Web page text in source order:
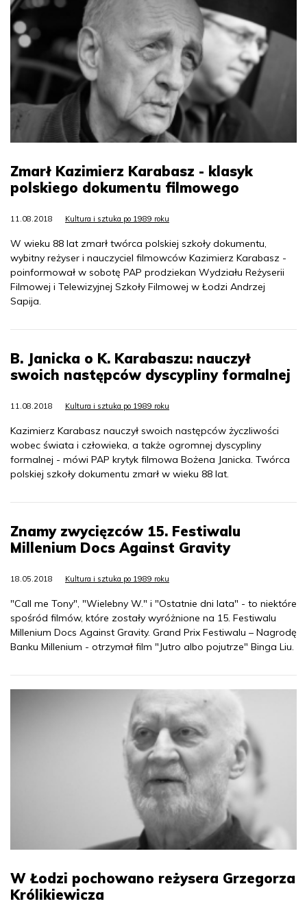
Zmarł Kazimierz Karabasz - klasyk
polskiego dokumentu filmowego
11.08.2018 Kultura i sztuka po 1989 roku
W wieku 88 lat zmarł twórca polskiej szkoły dokumentu,
wybitny reżyser i nauczyciel filmowców Kazimierz Karabasz -
poinformował w sobotę PAP prodziekan Wydziału Reżyserii
Filmowej i Telewizyjnej Szkoły Filmowej w Łodzi Andrzej
Sapija.
B. Janicka o K. Karabaszu: nauczył
swoich następców dyscypliny formalnej
11.08.2018 Kultura i sztuka po 1989 roku
Kazimierz Karabasz nauczył swoich następców życzliwości
wobec świata i człowieka, a także ogromnej dyscypliny
formalnej - mówi PAP krytyk filmowa Bożena Janicka. Twórca
polskiej szkoły dokumentu zmarł w wieku 88 lat.
Znamy zwycięzców 15. Festiwalu
Millenium Docs Against Gravity
18.05.2018 Kultura i sztuka po 1989 roku
"Call me Tony", "Wielebny W." i "Ostatnie dni lata" - to niektóre
spośród filmów, które zostały wyróżnione na 15. Festiwalu
Millenium Docs Against Gravity. Grand Prix Festiwalu – Nagrodę
Banku Millenium - otrzymał film "Jutro albo pojutrze" Binga Liu.
W Łodzi pochowano reżysera Grzegorza
Królikiewicza